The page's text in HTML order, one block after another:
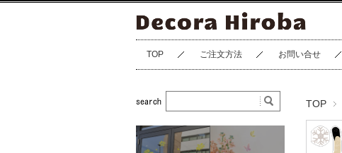
TOP ご注文方法 お問い合せ
TOP